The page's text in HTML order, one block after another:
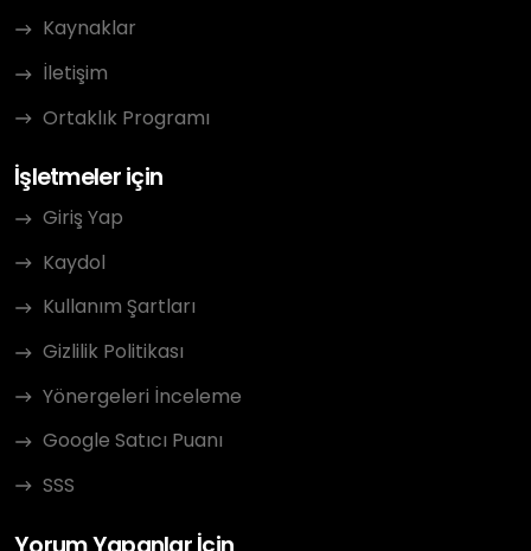
Kaynaklar
İletişim
Ortaklık Programı
İşletmeler için
Giriş Yap
Kaydol
Kullanım Şartları
Gizlilik Politikası
Yönergeleri İnceleme
Google Satıcı Puanı
SSS